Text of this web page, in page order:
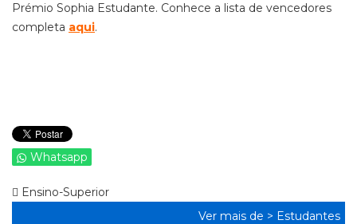
Prémio Sophia Estudante. Conhece a lista de vencedores
completa aqui.
Whatsapp
Ensino-Superior
Ver mais de > Estudantes